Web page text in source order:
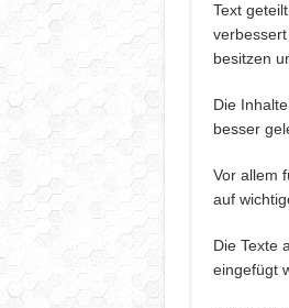
Text
besitzen
Die
besser
Vor allem
auf
Die Texte
eingefügt